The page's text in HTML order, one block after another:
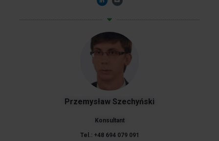
Przemysław Szechyński
Konsultant
Tel.: +48 694 079 091